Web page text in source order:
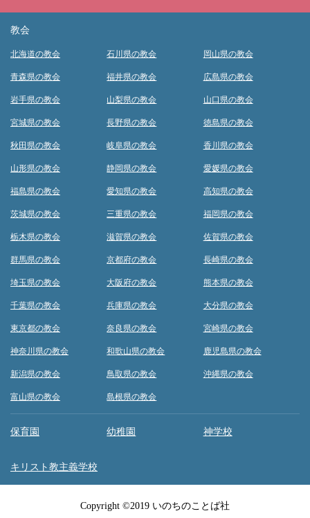
教会
北海道の教会
青森県の教会
岩手県の教会
宮城県の教会
秋田県の教会
山形県の教会
福島県の教会
茨城県の教会
栃木県の教会
群馬県の教会
埼玉県の教会
千葉県の教会
東京都の教会
神奈川県の教会
新潟県の教会
富山県の教会
石川県の教会
福井県の教会
山梨県の教会
長野県の教会
岐阜県の教会
静岡県の教会
愛知県の教会
三重県の教会
滋賀県の教会
京都府の教会
大阪府の教会
兵庫県の教会
奈良県の教会
和歌山県の教会
鳥取県の教会
島根県の教会
岡山県の教会
広島県の教会
山口県の教会
徳島県の教会
香川県の教会
愛媛県の教会
高知県の教会
福岡県の教会
佐賀県の教会
長崎県の教会
熊本県の教会
大分県の教会
宮崎県の教会
鹿児島県の教会
沖縄県の教会
保育園 幼稚園 神学校
キリスト教主義学校
Copyright ©2019 いのちのことば社